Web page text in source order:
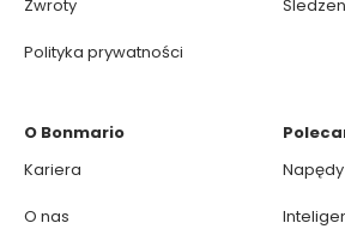
Zwroty
Polityka prywatności
O Bonmario
Kariera
O nas